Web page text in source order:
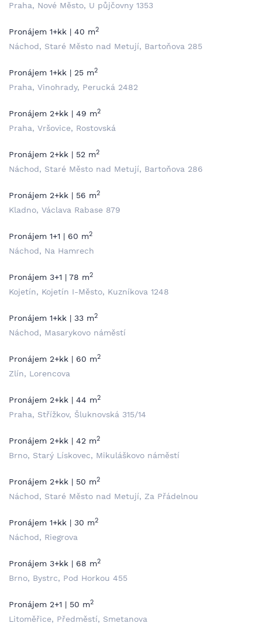
Praha, Nové Město, U půjčovny 1353
Pronájem 1+kk | 40 m2
Náchod, Staré Město nad Metují, Bartoňova 285
Pronájem 1+kk | 25 m2
Praha, Vinohrady, Perucká 2482
Pronájem 2+kk | 49 m2
Praha, Vršovice, Rostovská
Pronájem 2+kk | 52 m2
Náchod, Staré Město nad Metují, Bartoňova 286
Pronájem 2+kk | 56 m2
Kladno, Václava Rabase 879
Pronájem 1+1 | 60 m2
Náchod, Na Hamrech
Pronájem 3+1 | 78 m2
Kojetín, Kojetín I-Město, Kuzníkova 1248
Pronájem 1+kk | 33 m2
Náchod, Masarykovo náměstí
Pronájem 2+kk | 60 m2
Zlín, Lorencova
Pronájem 2+kk | 44 m2
Praha, Střížkov, Šluknovská 315/14
Pronájem 2+kk | 42 m2
Brno, Starý Lískovec, Mikuláškovo náměstí
Pronájem 2+kk | 50 m2
Náchod, Staré Město nad Metují, Za Přádelnou
Pronájem 1+kk | 30 m2
Náchod, Riegrova
Pronájem 3+kk | 68 m2
Brno, Bystrc, Pod Horkou 455
Pronájem 2+1 | 50 m2
Litoměřice, Předměstí, Smetanova